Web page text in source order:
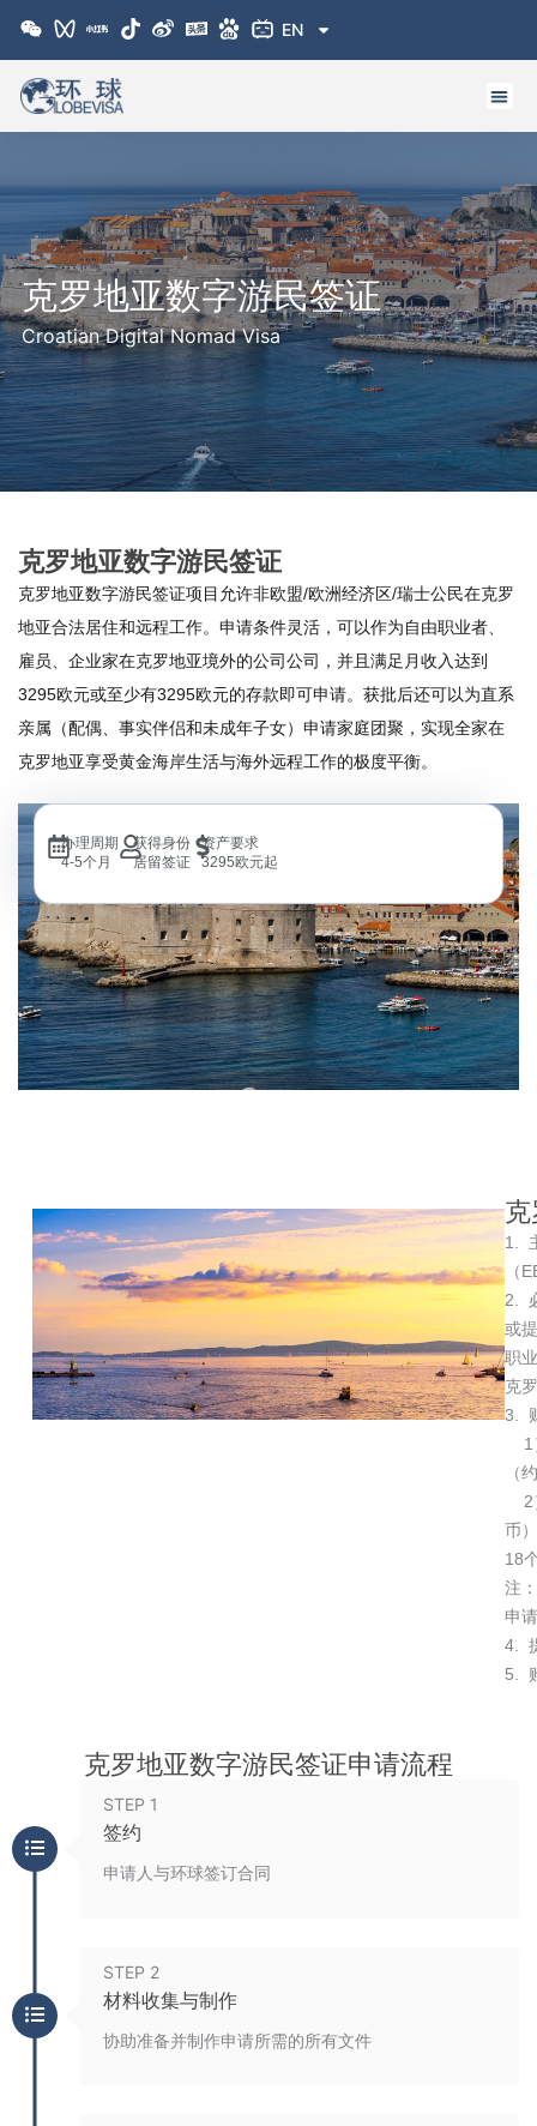
EN
克罗地亚数字游民签证
Croatian Digital Nomad Visa
克罗地亚数字游民签证
克罗地亚数字游民签证项目允许非欧盟/欧洲经济区/瑞士公民在克罗
地亚合法居住和远程工作。申请条件灵活，可以作为自由职业者、
雇员、企业家在克罗地亚境外的公司公司，并且满足月收入达到
3295欧元或至少有3295欧元的存款即可申请。获批后还可以为直系
亲属（配偶、事实伴侣和未成年子女）申请家庭团聚，实现全家在
克罗地亚享受黄金海岸生活与海外远程工作的极度平衡。
办理周期
4-5个月
获得身份
居留签证
资产要求
3295欧元起
1.
（
2.
或
职
克
3.
1
（
2
币
18
注
申
4.
5.
克罗地亚数字游民签证申请流程
STEP 1
签约
申请人与环球签订合同
STEP 2
材料收集与制作
协助准备并制作申请所需的所有文件